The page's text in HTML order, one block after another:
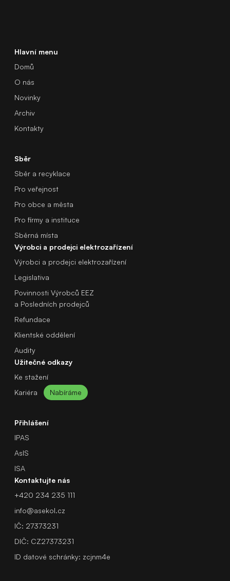
Hlavní menu
Domů
O nás
Novinky
Archiv
Kontakty
Sběr
Sběr a recyklace
Pro veřejnost
Pro obce a města
Pro firmy a instituce
Sběrná místa
Výrobci a prodejci elektrozařízení
Výrobci a prodejci elektrozařízení
Legislativa
Povinnosti Výrobců EEZ
a Posledních prodejců
Refundace
Klientské oddělení
Audity
Užitečné odkazy
Ke stažení
Kariéra
Nabíráme
Přihlášení
IPAS
AsIS
ISA
Kontaktujte nás
+420 234 235 111
info@asekol.cz
IČ: 27373231
DIČ: CZ27373231
ID datové schránky: zcjnm4e